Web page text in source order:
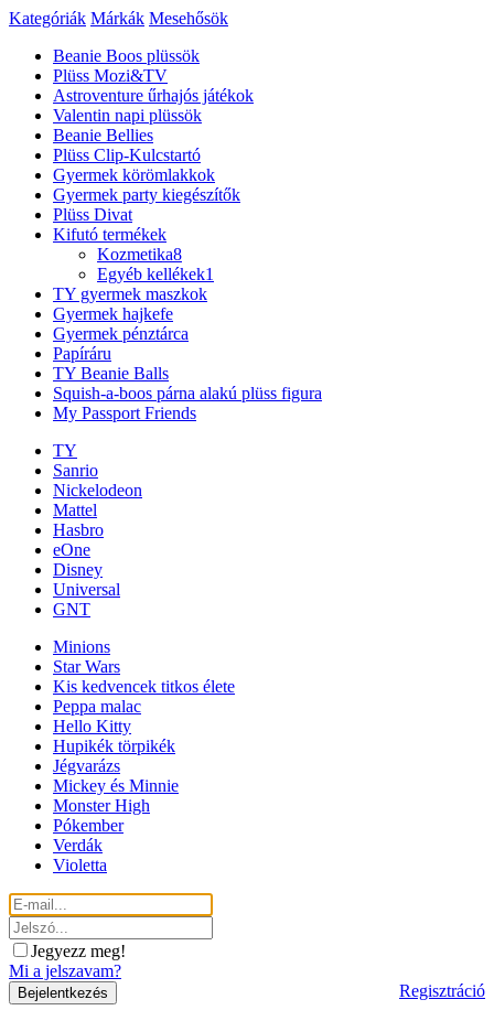
Kategóriák Márkák Mesehősök
Beanie Boos plüssök
Plüss Mozi&TV
Astroventure űrhajós játékok
Valentin napi plüssök
Beanie Bellies
Plüss Clip-Kulcstartó
Gyermek körömlakkok
Gyermek party kiegészítők
Plüss Divat
Kifutó termékek
Kozmetika8
Egyéb kellékek1
TY gyermek maszkok
Gyermek hajkefe
Gyermek pénztárca
Papíráru
TY Beanie Balls
Squish-a-boos párna alakú plüss figura
My Passport Friends
TY
Sanrio
Nickelodeon
Mattel
Hasbro
eOne
Disney
Universal
GNT
Minions
Star Wars
Kis kedvencek titkos élete
Peppa malac
Hello Kitty
Hupikék törpikék
Jégvarázs
Mickey és Minnie
Monster High
Pókember
Verdák
Violetta
Jegyezz meg!
Mi a jelszavam?
Regisztráció